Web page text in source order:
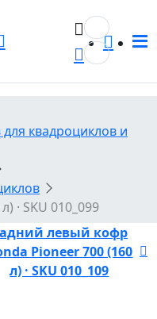
квадроциклов и
· SKU 010_099
левый кофр
Pioneer 700 (160
л) · SKU 010_109